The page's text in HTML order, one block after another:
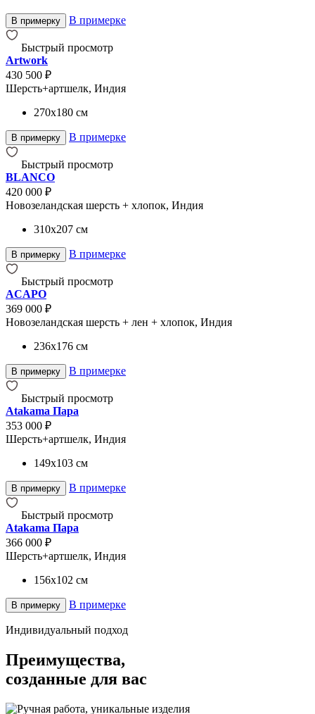
В примерку В примерке
Быстрый просмотр
Artwork
430 500 ₽
Шерсть+артшелк, Индия
270x180 см
В примерку В примерке
Быстрый просмотр
BLANCO
420 000 ₽
Новозеландская шерсть + хлопок, Индия
310x207 см
В примерку В примерке
Быстрый просмотр
ACAPO
369 000 ₽
Новозеландская шерсть + лен + хлопок, Индия
236x176 см
В примерку В примерке
Быстрый просмотр
Atakama Пара
353 000 ₽
Шерсть+артшелк, Индия
149x103 см
В примерку В примерке
Быстрый просмотр
Atakama Пара
366 000 ₽
Шерсть+артшелк, Индия
156x102 см
В примерку В примерке
Индивидуальный подход
Преимущества,
созданные для вас